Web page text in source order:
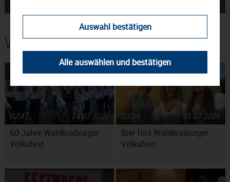
Weitere Beiträge
60 Jahre Waldkraiburger
Volksfest
14.07.2026
02:47
Bier fürs Waldkraiburger
Volksfest
01.07.2026
02:34
Auswahl bestätigen
Alle auswählen und bestätigen